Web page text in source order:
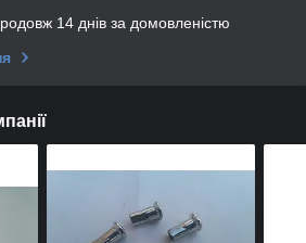
14 днів за домовленістю